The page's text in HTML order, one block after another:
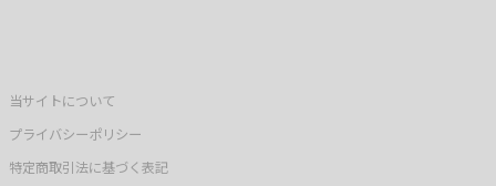
当サイトについて
プライバシーポリシー
特定商取引法に基づく表記